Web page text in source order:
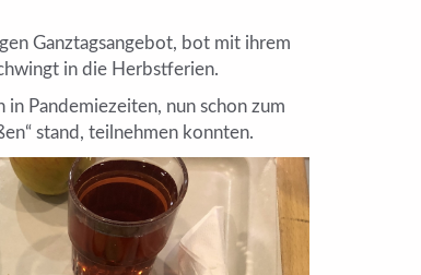
Ganztagsangebot, bot mit ihrem
in die Herbstferien.
Pandemiezeiten, nun schon zum
stand, teilnehmen konnten.